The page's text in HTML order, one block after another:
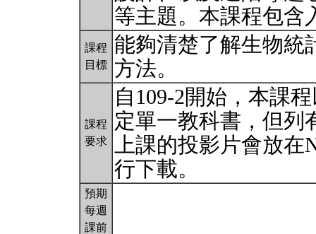
等主題。本課程包
課程
目標
能夠清楚了解生物統
方法。
課程
要求
自109-2開始，本課
定單一教科書，但列
上課的投影片會放在
行下載。
預期
每週
課前